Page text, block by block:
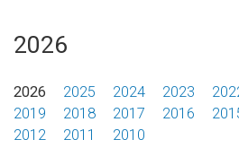
2026
2026 2025 2024 2023
2019
2018 2017 2016
2012
2011 2010